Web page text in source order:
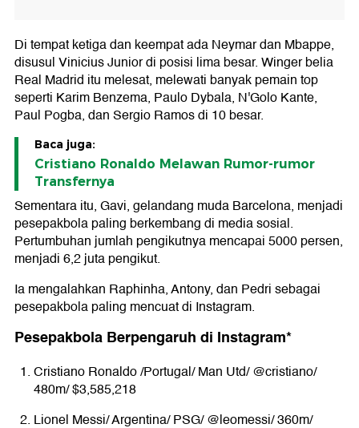
Di tempat ketiga dan keempat ada Neymar dan Mbappe,
disusul Vinicius Junior di posisi lima besar. Winger belia
Real Madrid itu melesat, melewati banyak pemain top
seperti Karim Benzema, Paulo Dybala, N'Golo Kante,
Paul Pogba, dan Sergio Ramos di 10 besar.
Baca juga:
Cristiano Ronaldo Melawan Rumor-rumor
Transfernya
Sementara itu, Gavi, gelandang muda Barcelona, menjadi
pesepakbola paling berkembang di media sosial.
Pertumbuhan jumlah pengikutnya mencapai 5000 persen,
menjadi 6,2 juta pengikut.
Ia mengalahkan Raphinha, Antony, dan Pedri sebagai
pesepakbola paling mencuat di Instagram.
Pesepakbola Berpengaruh di Instagram*
Cristiano Ronaldo /Portugal/ Man Utd/ @cristiano/
480m/ $3,585,218
Lionel Messi/ Argentina/ PSG/ @leomessi/ 360m/